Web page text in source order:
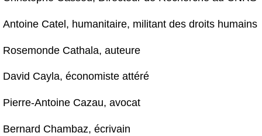
Antoine Catel, humanitaire, militant des droits humains
Rosemonde Cathala, auteure
David Cayla, économiste attéré
Pierre-Antoine Cazau, avocat
Bernard Chambaz, écrivain